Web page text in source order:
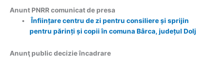
Anunt PNRR comunicat de presa
Înființare centru de zi pentru consiliere și sprijin
pentru părinți și copii în comuna Bârca, județul Dolj
Anunţ public decizie încadrare